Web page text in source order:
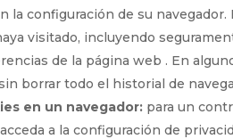
la configuración de su
visitado, incluyendo
de la página web . En
borrar todo el historial de
en un navegador: para un
a la configuración de